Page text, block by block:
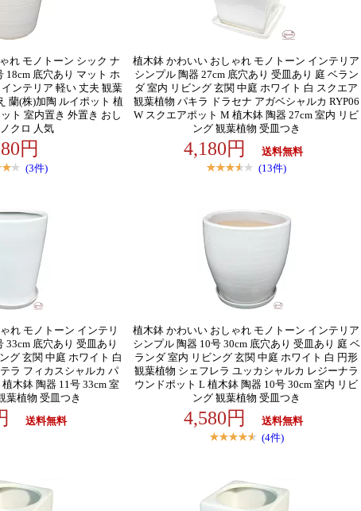
れ モノトーン シック ナ
18cm 底穴あり マット ホ
ンテリア 軽い 丈夫 観葉
蘭(株)加陶 ルイポット 植
ト 室内置き 外置き おし
クロ 人気
円
(3件)
植木鉢 かわいい おしゃれ モノトーン インテリア
シンプル 陶器 27cm 底穴あり 受皿あり 庭 ベラン
ダ 室内 リビング 玄関 中庭 ホワイト 白 スクエア
観葉植物 パキラ ドラセナ アガベシャルカ RYP06
W スクエアポット M 植木鉢 陶器 27cm 室内 リビ
ング 観葉植物 受皿つき
4,180円 送料無料
(13件)
れ モノトーン インテリ
33cm 底穴あり 受皿あり
グ 玄関 中庭 ホワイト 白
ラ フィカスシャルカ パ
木鉢 陶器 11号 33cm 室
葉植物 受皿つき
送料無料
植木鉢 かわいい おしゃれ モノトーン インテリア
シンプル 陶器 10号 30cm 底穴あり 受皿あり 庭 ベ
ランダ 室内 リビング 玄関 中庭 ホワイト 白 円形
観葉植物 シェフレラ ユッカシャルカ レジーナラ
ウンドポット L 植木鉢 陶器 10号 30cm 室内 リビ
ング 観葉植物 受皿つき
4,580円 送料無料
(4件)